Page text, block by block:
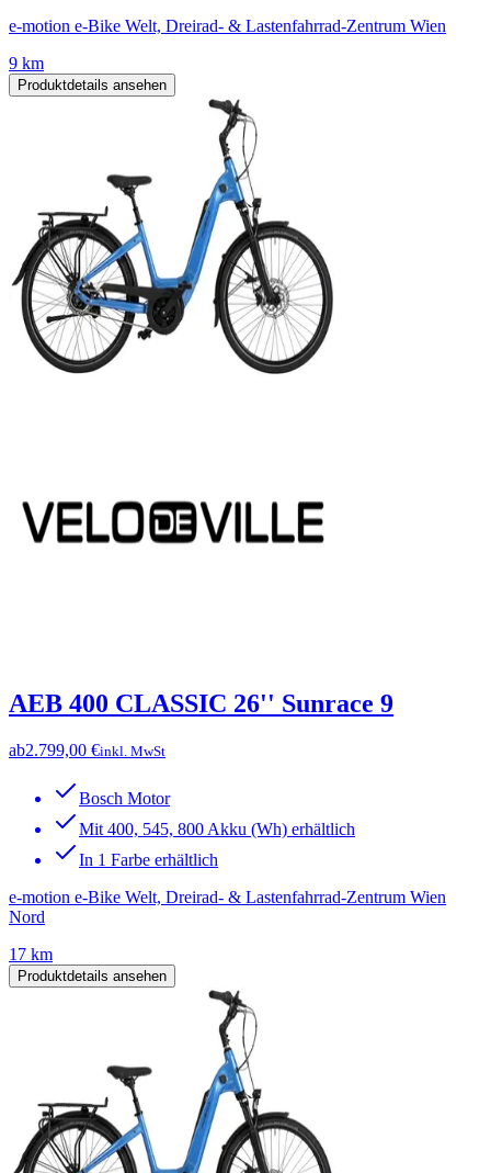
e-motion e-Bike Welt, Dreirad- & Lastenfahrrad-Zentrum Wien
9 km
Produktdetails ansehen
AEB 400 CLASSIC 26'' Sunrace 9
ab2.799,00 €inkl. MwSt
Bosch Motor
Mit 400, 545, 800 Akku (Wh) erhältlich
In 1 Farbe erhältlich
e-motion e-Bike Welt, Dreirad- & Lastenfahrrad-Zentrum Wien
Nord
17 km
Produktdetails ansehen